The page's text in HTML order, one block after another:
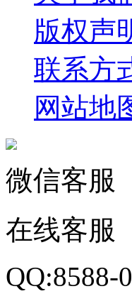
版权声
联系方
网站地
微信客服
在线客服
QQ:8588-